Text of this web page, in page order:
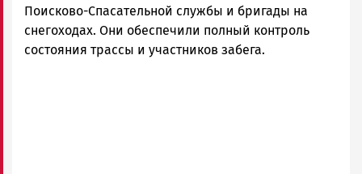
Поисково-Спасательной службы и бригады на
снегоходах. Они обеспечили полный контроль
состояния трассы и участников забега.